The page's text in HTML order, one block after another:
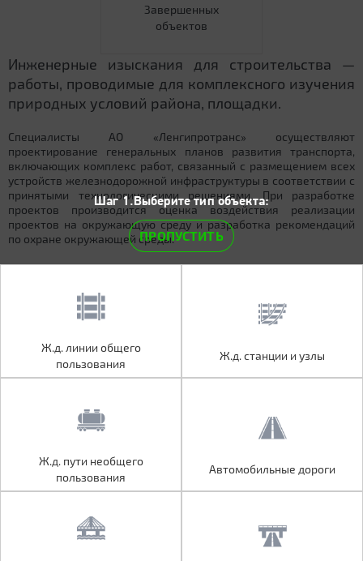
Завершенных
объектов
Инженерные изыскания для строительства —
работы, проводимые для комплексного изучения
природных условий района, площадки.
Специалисты АО «Ленгипротранс» осуществляют
проектирование генеральных планов развития транспорта,
включающих комплекс работ, связанный с размещением всех
устройств железнодорожной инфраструктуры в соответствии с
принятыми технологическими решениями. При разработке
проектов производится оценка воздействия реализации
проектов на окружающую среду и разработка рекомендаций
по охране окружающей среды.
Ж.д. линии общего
пользования
Ж.д. пути необщего
пользования
Автомобильные дороги
Шаг 1.Выберите тип объекта:
ПРОПУСТИТЬ
Ж.д. линии общего
пользования
Ж.д. станции и узлы
Ж.д. пути необщего
пользования
Автомобильные дороги